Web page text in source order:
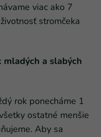
viac ako 7
stromčeka
a slabých
rok ponecháme 1
ostatné menšie
Aby sa